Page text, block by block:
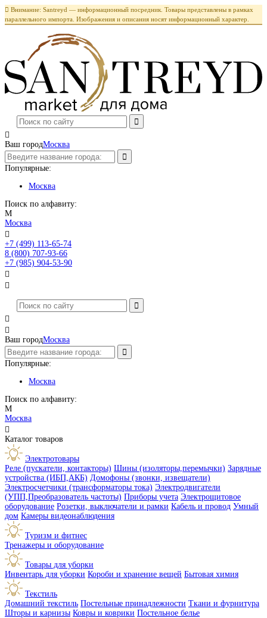
 Внимание: Santreyd — информационный посредник. Товары представлены в рамках
параллельного импорта. Изображения и описания носят информационный характер.

Ваш городМосква
Популярные:
Москва
Поиск по алфавиту:
М
Москва

+7 (499) 113-65-74
8 (800) 707-93-66
+7 (985) 904-53-90




Ваш городМосква
Популярные:
Москва
Поиск по алфавиту:
М
Москва

Каталог товаров
Электротовары
Реле (пускатели, контакторы) Шины (изоляторы,перемычки) Зарядные
устройства (ИБП,АКБ) Домофоны (звонки, извещатели)
Электросчетчики (трансформаторы тока) Электродвигатели
(УПП,Преобразователь частоты) Приборы учета Электрощитовое
оборудование Розетки, выключатели и рамки Кабель и провод Умный
дом Камеры видеонаблюдения
Туризм и фитнес
Тренажеры и оборудование
Товары для уборки
Инвентарь для уборки Короби и хранение вещей Бытовая химия
Текстиль
Домашний текстиль Постельные принадлежности Ткани и фурнитура
Шторы и карнизы Ковры и коврики Постельное белье